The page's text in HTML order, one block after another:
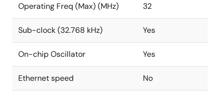
Operating Freq (Max) (MHz) 32
Sub-clock (32.768 kHz) Yes
On-chip Oscillator Yes
Ethernet speed No